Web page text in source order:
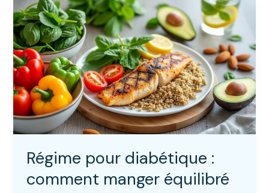
symptômes,
causes
et
solutions
Régime pour diabétique :
comment manger équilibré